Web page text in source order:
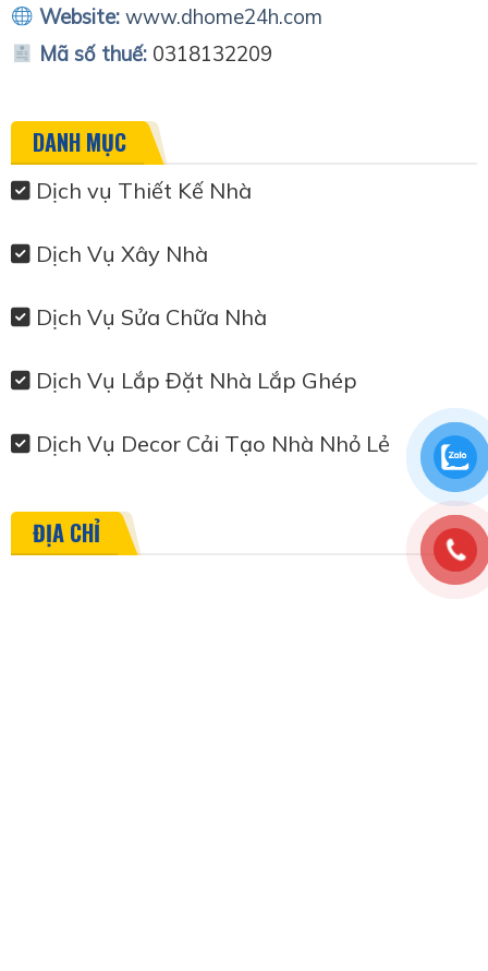
Website: www.dhome24h.com
Mã số thuế: 0318132209
DANH MỤC
Dịch vụ Thiết Kế Nhà
Dịch Vụ Xây Nhà
Dịch Vụ Sửa Chữa Nhà
Dịch Vụ Lắp Đặt Nhà Lắp Ghép
Dịch Vụ Decor Cải Tạo Nhà Nhỏ Lẻ
ĐỊA CHỈ